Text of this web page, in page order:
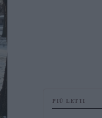
PIÙ LETTI